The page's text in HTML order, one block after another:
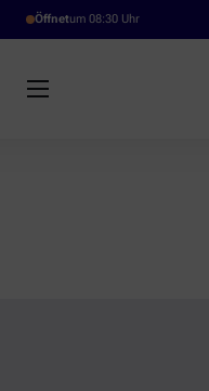
Öffnetum 08:30 Uhr